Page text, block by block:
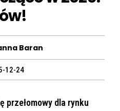
Baran
12-24
przełomowy dla rynku